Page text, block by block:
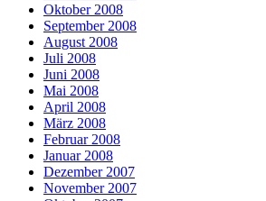
Oktober 2008
September 2008
August 2008
Juli 2008
Juni 2008
Mai 2008
April 2008
März 2008
Februar 2008
Januar 2008
Dezember 2007
November 2007